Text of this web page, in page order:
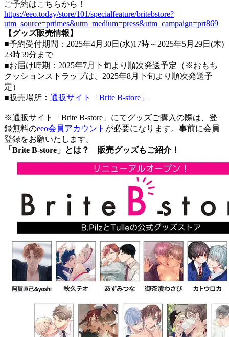
ご予約はこちらから！
https://eeo.today/store/101/specialfeature/britebstore?
utm_source=prtimes&utm_medium=press&utm_campaign=prt869
【グッズ販売情報】
■予約受付期間：2025年4月30日(水)17時～2025年5月29日(木)
23時59分まで
■お届け時期：2025年7月下旬より順次発送予定（※おもち
クッションストラップは、2025年8月下旬より順次発送予
定）
■販売場所： 通販サイト「Brite B-store」
※通販サイト「Brite B-store」にてグッズご購入の際は、登
録無料のeeo会員アカウント が必要になります。事前に会員
登録をお願いたします。
「Brite B-store」とは？ 販売グッズもご紹介！